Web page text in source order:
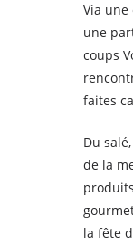
Via
une
coups
faites
Du
de la
la fête